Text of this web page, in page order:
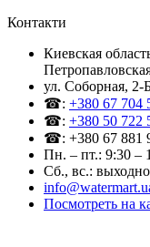
Контакти
Киевская
ул. Соборная, 2-
☎: +380 67 704
☎: +380 50 722
☎: +380 67 881
Пн. – пт.: 9:30 –
Сб., вс.:
Посмотреть на